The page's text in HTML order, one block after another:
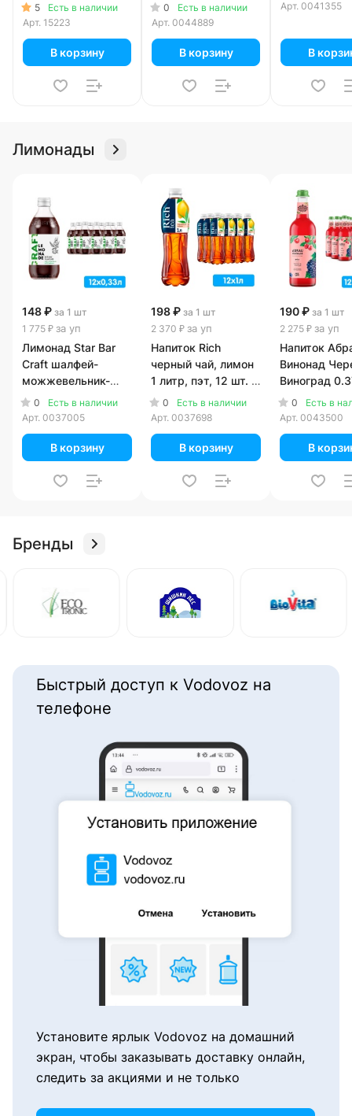
5
Есть в наличии
Арт. 15223
В корзину
0
Есть в наличии
Арт. 0044889
В корзину
Арт. 0041355
В
Лимонады
148 ₽ за 1 шт
1 775 ₽ за уп
Лимонад Star Bar
Craft шалфей-
можжевельник-
кардамон 0.33
литра, газ, стекло,
0
Есть в наличии
Арт. 0037005
В корзину
198 ₽ за 1 шт
2 370 ₽ за уп
Напиток Rich
черный чай, лимон
1 литр, пэт, 12 шт. в
уп.0
Есть в наличии
Арт. 0037698
В корзину
190 ₽ за 1 шт
2 275 ₽ за уп
Напиток
Винонад
Виноград
литра, газ,
12 шт. в уп.
0
Есть в
Арт. 0043500
В
Бренды
Быстрый доступ к Vodovoz на
телефоне
Установите ярлык Vodovoz на домашний
экран, чтобы заказывать доставку онлайн,
следить за акциями и не только